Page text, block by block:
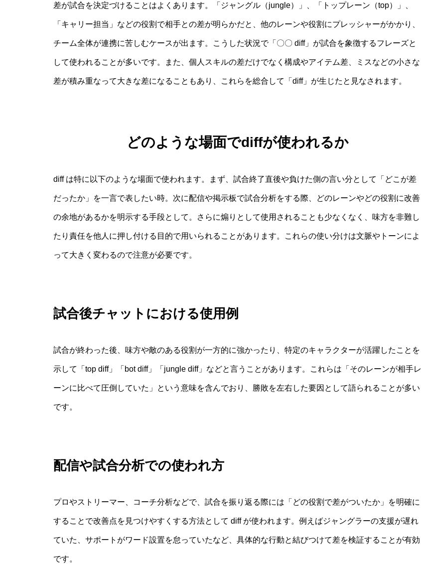
差が試合を決定づけることはよくあります。「ジャングル（jungle）」、「トップレーン（top）」、
「キャリー担当」などの役割で相手との差が明らかだと、他のレーンや役割にプレッシャーがかかり、
チーム全体が連携に苦しむケースが出ます。こうした状況で「〇〇 diff」が試合を象徴するフレーズと
して使われることが多いです。また、個人スキルの差だけでなく構成やアイテム差、ミスなどの小さな
差が積み重なって大きな差になることもあり、これらを総合して「diff」が生じたと見なされます。
どのような場面でdiffが使われるか
diff は特に以下のような場面で使われます。まず、試合終了直後や負けた側の言い分として「どこが差
だったか」を一言で表したい時。次に配信や掲示板で試合分析をする際、どのレーンやどの役割に改善
の余地があるかを明示する手段として。さらに煽りとして使用されることも少なくなく、味方を非難し
たり責任を他人に押し付ける目的で用いられることがあります。これらの使い分けは文脈やトーンによ
って大きく変わるので注意が必要です。
試合後チャットにおける使用例
試合が終わった後、味方や敵のある役割が一方的に強かったり、特定のキャラクターが活躍したことを
示して「top diff」「bot diff」「jungle diff」などと言うことがあります。これらは「そのレーンが相手レ
ーンに比べて圧倒していた」という意味を含んでおり、勝敗を左右した要因として語られることが多い
です。
配信や試合分析での使われ方
プロやストリーマー、コーチ分析などで、試合を振り返る際には「どの役割で差がついたか」を明確に
することで改善点を見つけやすくする方法として diff が使われます。例えばジャングラーの支援が遅れ
ていた、サポートがワード設置を怠っていたなど、具体的な行動と結びつけて差を検証することが有効
です。